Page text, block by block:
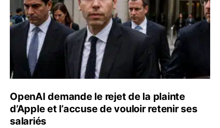
OpenAI demande le rejet de la plainte
d’Apple et l’accuse de vouloir retenir ses
salariés